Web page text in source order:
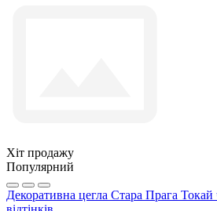
Хіт продажу
Популярний
Декоративна цегла Стара Прага Токай